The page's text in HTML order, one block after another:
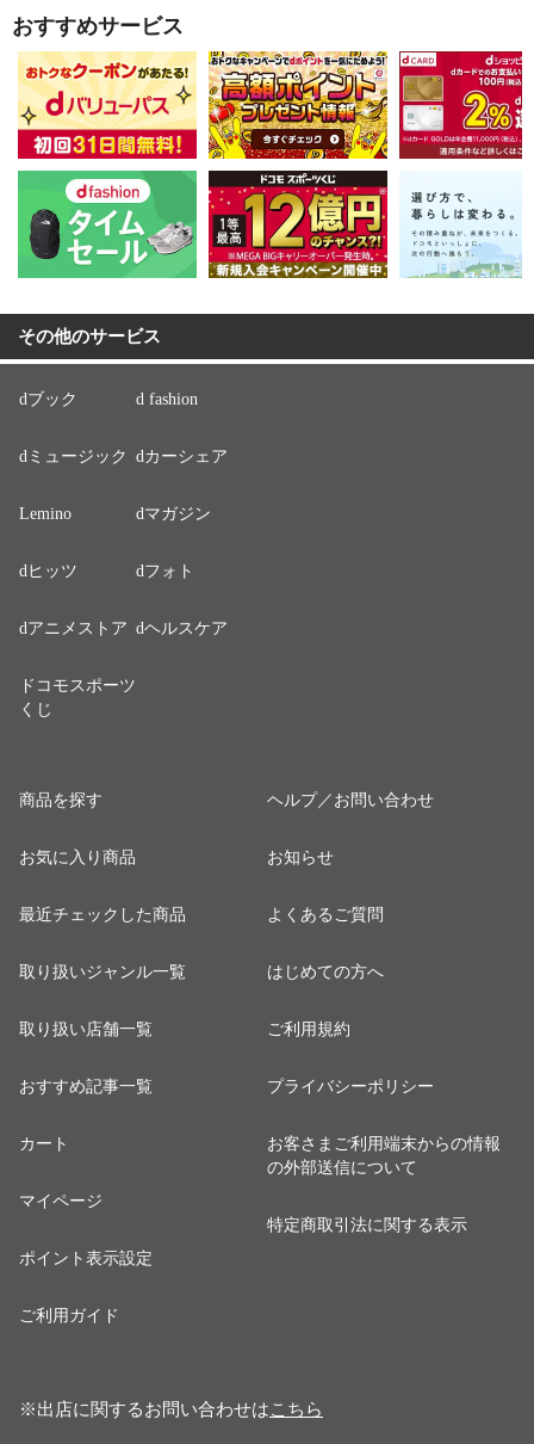
おすすめサービス
その他のサービス
dブック d fashion
dミュージック dカーシェア
Lemino dマガジン
dヒッツ dフォト
dアニメストア dヘルスケア
ドコモスポーツ
くじ
商品を探す
お気に入り商品
最近チェックした商品
取り扱いジャンル一覧
取り扱い店舗一覧
おすすめ記事一覧
カート
マイページ
ポイント表示設定
ご利用ガイド
ヘルプ／お問い合わせ
お知らせ
よくあるご質問
はじめての方へ
ご利用規約
プライバシーポリシー
お客さまご利用端末からの情報
の外部送信について
特定商取引法に関する表示
※出店に関するお問い合わせはこちら